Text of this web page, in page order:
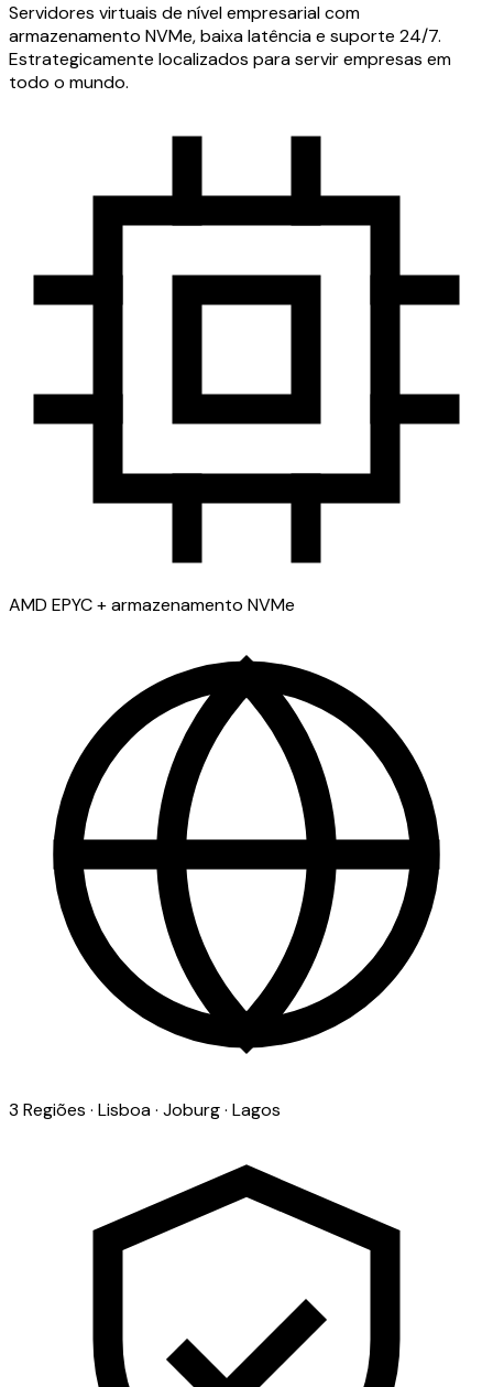
Servidores virtuais de nível empresarial com
armazenamento NVMe, baixa latência e suporte 24/7.
Estrategicamente localizados para servir empresas em
todo o mundo.
AMD EPYC + armazenamento NVMe
3 Regiões · Lisboa · Joburg · Lagos